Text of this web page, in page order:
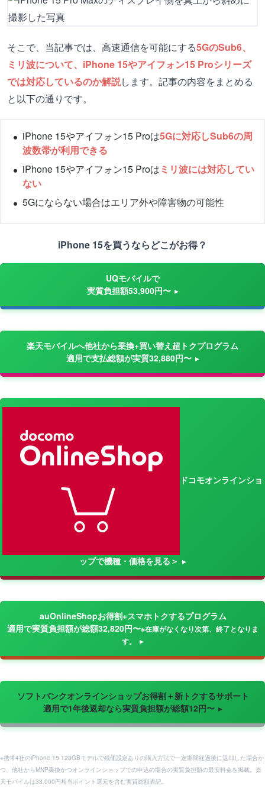
そこで、当記事では、高速通信を可能にする5GのSub6、
ミリ波について、iPhone 15やアイフォン15 Proシリーズ
では対応しているのか解説します。記事の内容をまとめる
と以下の通りです。
iPhone 15やアイフォン15 Proは5Gに対応しSub6の周
波数帯が利用できる
iPhone 15やアイフォン15 Proはミリ波には対応してい
ない
5Gにならない場合はエリア外や障害物の可能性
iPhone 15を買うならどこがお得？
UQモバイルで
実質負担額53,900円〜
楽天モバイルへ他社から乗換+買い替え超トクプログラム
適用で支払総額が実質32,880円〜
ドコモオンラインショ
ップで機種・価格を見る＞
auOnlineShopお得割+スマホトクするプログラム
適用で実質負担額が総額32,820円〜※在庫がなくなり次第、終了となりま
す。
ソフトバンクオンラインショップお得割＋新トクするサポート
適用で1年後返却なら実質負担額が総額12円〜
※携帯4社のiPhone 15 128GBモデルで残価設定ありの購入方法で一定期間経過後に返却した場合か
つ、他社からMNP乗換かつオンラインショップでの申込の場合の実質負担額の最安料金を掲載。楽
天モバイルは33,000円相当ポイント還元を含む実質総額表記。